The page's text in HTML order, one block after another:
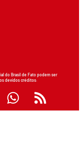
do Brasil de Fato podem ser
devidos créditos.